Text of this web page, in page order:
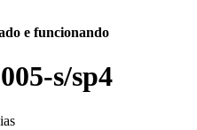
e funcionando
s/sp4